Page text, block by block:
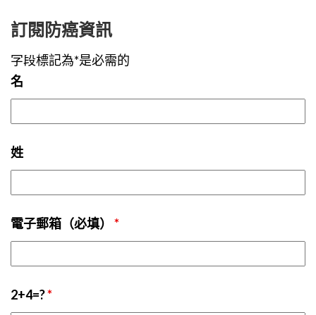
訂閱防癌資訊
字段標記為*是必需的
名
姓
電子郵箱（必填） *
2+4=?*